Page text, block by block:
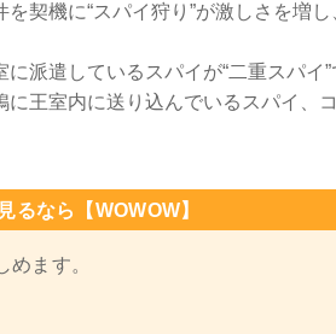
契機に“スパイ狩り”が激しさを増
に派遣しているスパイが“二重スパイ
王室内に送り込んでいるスパイ、
るなら【WOWOW】
ます。